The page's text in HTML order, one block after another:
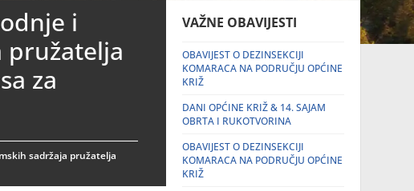
i
pružatelja
za
sadržaja pružatelja
VAŽNE OBAVIJESTI
OBAVIJEST O DEZINSEKCIJI
KOMARACA NA PODRUČJU OPĆINE
KRIŽ
DANI OPĆINE KRIŽ & 14. SAJAM
OBRTA I RUKOTVORINA
OBAVIJEST O DEZINSEKCIJI
KOMARACA NA PODRUČJU OPĆINE
KRIŽ